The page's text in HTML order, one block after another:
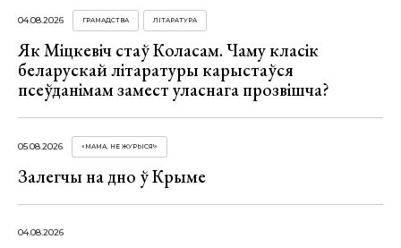
04.08.2026 ГРАМАДСТВА ЛІТАРАТУРА
Як Міцкевіч стаў Коласам. Чаму класік
беларускай літаратуры карыстаўся
псеўданімам замест уласнага прозвішча?
05.08.2026 «МАМА, НЕ ЖУРЫСЯ!»
Залегчы на дно ў Крыме
04.08.2026